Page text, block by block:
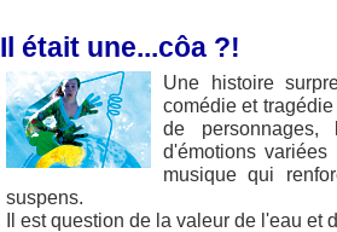
Il était une...côa ?!
Une histoire
comédie et
de
d'émotions
musique qui
suspens.
Il est question de la valeur de l'eau et